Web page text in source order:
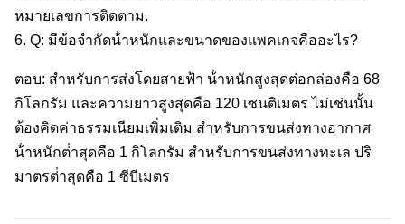
หมายเลขการติดตาม.
6. Q: มีข้อจํากัดน้ําหนักและขนาดของแพคเกจคืออะไร?
ตอบ: สําหรับการส่งโดยสายฟ้า น้ําหนักสูงสุดต่อกล่องคือ 68
กิโลกรัม และความยาวสูงสุดคือ 120 เซนติเมตร ไม่เช่นนั้น
ต้องคิดค่าธรรมเนียมเพิ่มเติม สําหรับการขนส่งทางอากาศ
น้ําหนักต่ําสุดคือ 1 กิโลกรัม สําหรับการขนส่งทางทะเล ปริ
มาตรต่ําสุดคือ 1 ซีบีเมตร